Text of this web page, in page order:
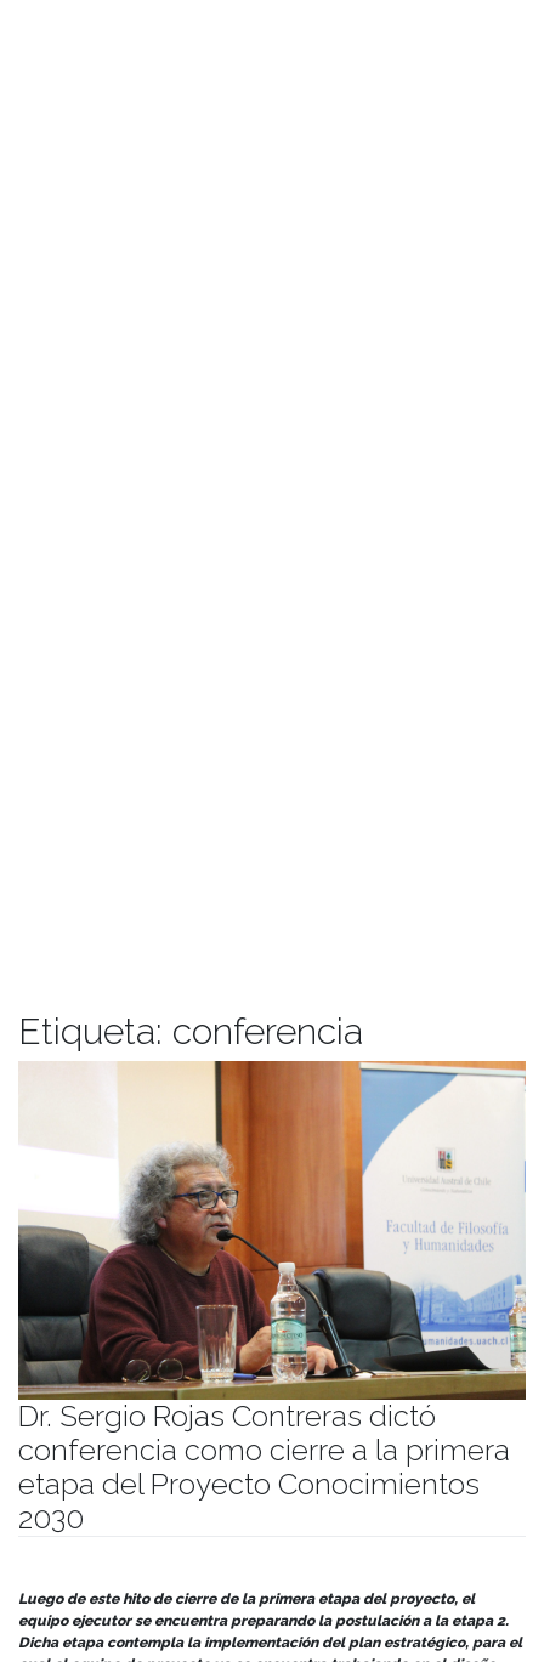
Etiqueta: conferencia
Dr. Sergio Rojas Contreras dictó
conferencia como cierre a la primera
etapa del Proyecto Conocimientos
2030
Luego de este hito de cierre de la primera etapa del proyecto, el
equipo ejecutor se encuentra preparando la postulación a la etapa 2.
Dicha etapa contempla la implementación del plan estratégico, para el